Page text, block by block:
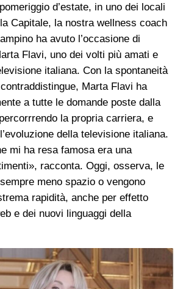
d’estate, in uno dei locali
Capitale, la nostra wellness coach
ha avuto l’occasione di
Flavi, uno dei volti più amati e
italiana. Con la spontaneità
Marta Flavi ha
a tutte le domande poste dalla
la propria carriera, e
della televisione italiana.
mi ha resa famosa era una
racconta. Oggi, osserva, le
meno spazio o vengono
rapidità, anche per effetto
e dei nuovi linguaggi della